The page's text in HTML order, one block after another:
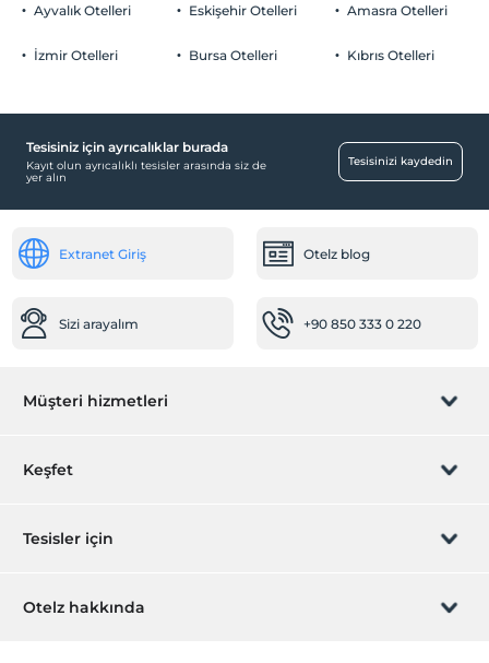
Ücretsiz Özel Otopark
Yiyecek & İçecek
Lobi
24 saat açık resepsiyon
Hastaneye kolay ulaşım (15 dakika)
Ara kapılı odalar
Diğer
2 yaşına kadar olan bebekler ücretsizdir.
Ayvalık Otelleri
İzmir Otelleri
Eskişehir Otelleri
Bursa Otelleri
Amasra Otelleri
Kıbrıs Otelleri
Tesisiniz için ayrıcalıklar burada
Kayıt olun ayrıcalıklı tesisler arasında siz de
yer alın
Tesisinizi kaydedin
Extranet Giriş Otelz blog
Sizi arayalım +90 850 333 0 220
Müşteri hizmetleri
Rezervasyon yönet
Keşfet
Hediye Kart
Tesisler için
Hemen tesisinizi ekleyin
Otelz hakkında